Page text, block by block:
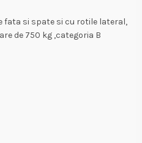
fata si spate si cu rotile lateral,
de 750 kg ,categoria B